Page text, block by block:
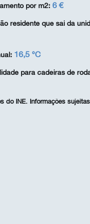
por m2: 6 €
residente que sai da
16,5 ℃
para cadeiras de
do INE. Informações